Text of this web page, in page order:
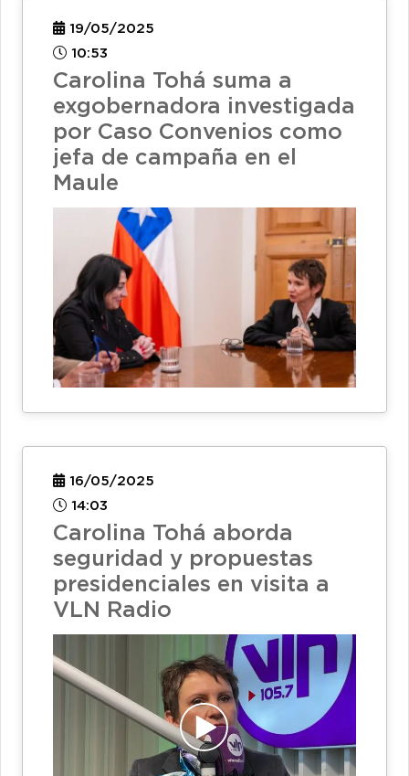
19/05/2025
10:53
Carolina Tohá suma a
exgobernadora investigada
por Caso Convenios como
jefa de campaña en el
Maule
16/05/2025
14:03
Carolina Tohá aborda
seguridad y propuestas
presidenciales en visita a
VLN Radio